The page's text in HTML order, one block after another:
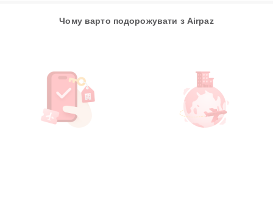
Чому варто подорожувати з Airpaz